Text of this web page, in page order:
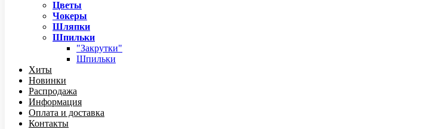
Цветы
Чокеры
Шляпки
Шпильки
"Закрутки"
Шпильки
Хиты
Новинки
Распродажа
Информация
Оплата и доставка
Контакты